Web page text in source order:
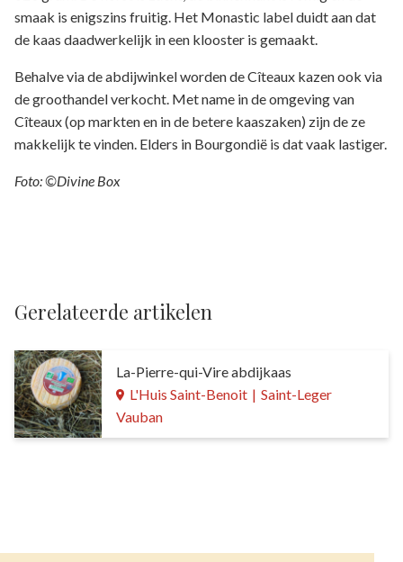
smaak is enigszins fruitig. Het Monastic label duidt aan dat
de kaas daadwerkelijk in een klooster is gemaakt.
Behalve via de abdijwinkel worden de Cîteaux kazen ook via
de groothandel verkocht. Met name in de omgeving van
Cîteaux (op markten en in de betere kaaszaken) zijn de ze
makkelijk te vinden. Elders in Bourgondië is dat vaak lastiger.
Foto: ©Divine Box
Gerelateerde artikelen
La-Pierre-qui-Vire abdijkaas
L'Huis Saint-Benoit | Saint-Leger
Vauban